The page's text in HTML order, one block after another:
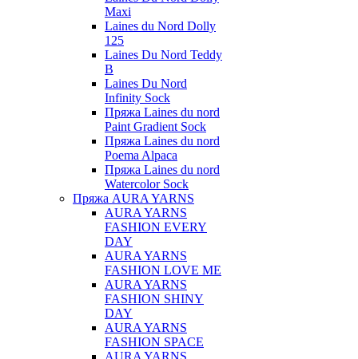
Maxi
Laines du Nord Dolly
125
Laines Du Nord Teddy
B
Laines Du Nord
Infinity Sock
Пряжа Laines du nord
Paint Gradient Sock
Пряжа Laines du nord
Poema Alpaca
Пряжа Laines du nord
Watercolor Sock
Пряжа AURA YARNS
AURA YARNS
FASHION EVERY
DAY
AURA YARNS
FASHION LOVE ME
AURA YARNS
FASHION SHINY
DAY
AURA YARNS
FASHION SPACE
AURA YARNS